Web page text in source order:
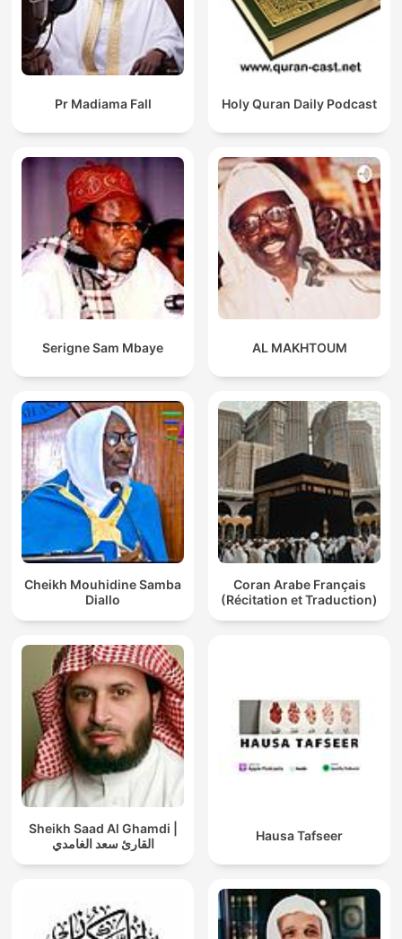
Pr Madiama Fall Holy Quran Daily Podcast
Serigne Sam Mbaye AL MAKHTOUM
Cheikh Mouhidine Samba
Diallo
Coran Arabe Français
(Récitation et Traduction)
Sheikh Saad Al Ghamdi |
القارئ سعد الغامدي
Hausa Tafseer